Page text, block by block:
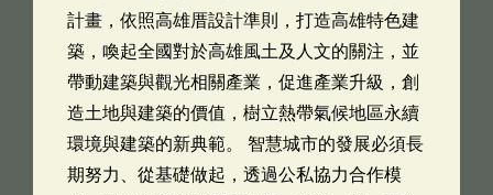
計畫，依照高雄厝設計準則，打造高雄特色建
築，喚起全國對於高雄風土及人文的關注，並
帶動建築與觀光相關產業，促進產業升級，創
造土地與建築的價值，樹立熱帶氣候地區永續
環境與建築的新典範。 智慧城市的發展必須長
期努力、從基礎做起，透過公私協力合作模